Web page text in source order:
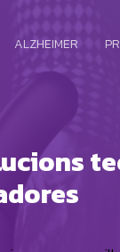
ALZHEIMER